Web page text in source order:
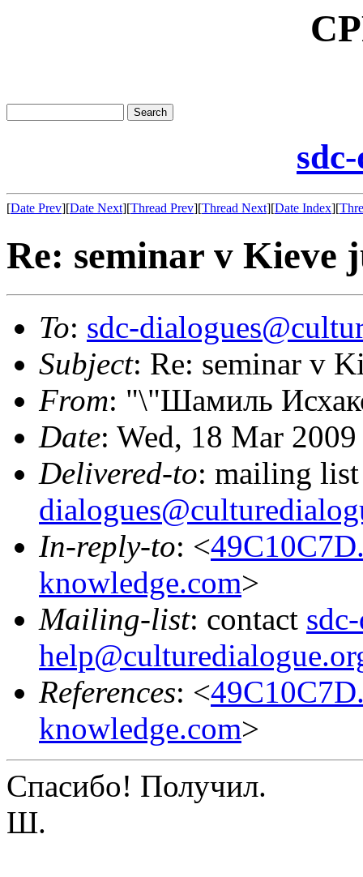
[Date Prev][Date Next][Thread Prev][Thread Next][Date Index][
Re: seminar v Kieve
To: sdc-
Subject: Re: seminar v
From: "\"Шамиль
Date: Wed, 18 Mar
Delivered-to: mailing
In-reply-to: <
knowledge.com>
Mailing-list: contact
References: <
knowledge.com>
Спасибо! Получил.
Ш.